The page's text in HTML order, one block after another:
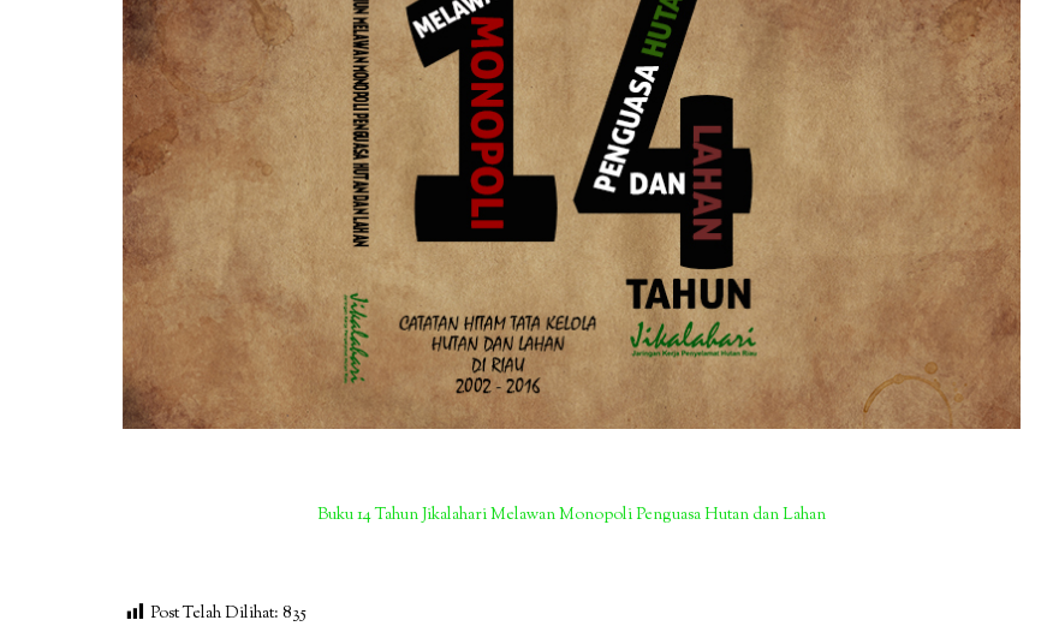
Buku 14 Tahun Jikalahari Melawan Monopoli Penguasa Hutan dan Lahan
Post Telah Dilihat: 835